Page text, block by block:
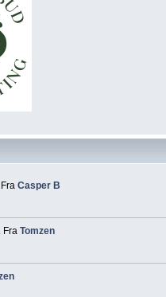
Fra Casper B
Fra Tomzen